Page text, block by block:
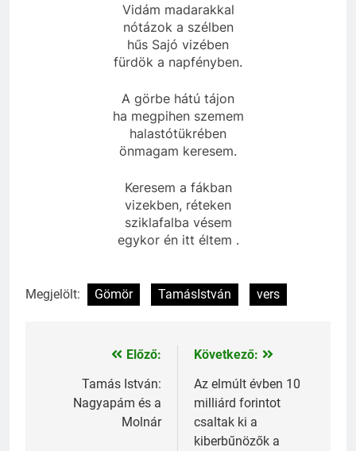
Vidám madarakkal
nótázok a szélben
hűs Sajó vizében
fürdök a napfényben.
A görbe hátú tájon
ha megpihen szemem
halastótükrében
önmagam keresem.
Keresem a fákban
vizekben, réteken
sziklafalba vésem
egykor én itt éltem .
Megjelölt: Gömör TamásIstván vers
Bejegyzés
navigáció
Előző:
Tamás István:
Nagyapám és a
Molnár
Következő:
Az elmúlt évben 10
milliárd forintot
csaltak ki a
kiberbűnözők a